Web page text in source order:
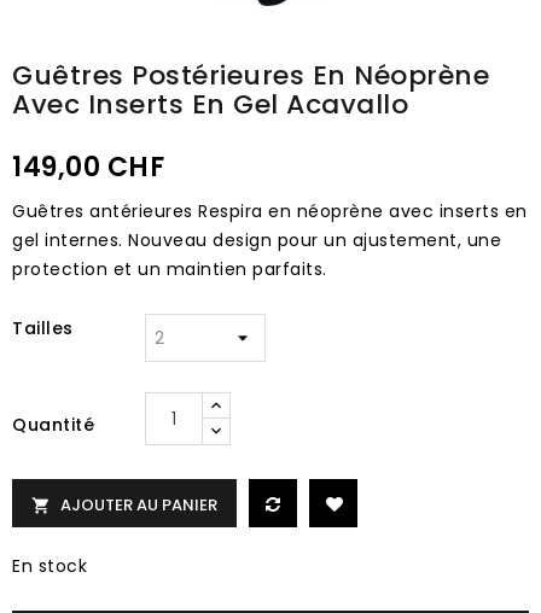
Guêtres Postérieures En Néoprène
Avec Inserts En Gel Acavallo
149,00 CHF
Guêtres antérieures Respira en néoprène avec inserts en
gel internes. Nouveau design pour un ajustement, une
protection et un maintien parfaits.
Tailles
Quantité
 AJOUTER AU PANIER
En stock